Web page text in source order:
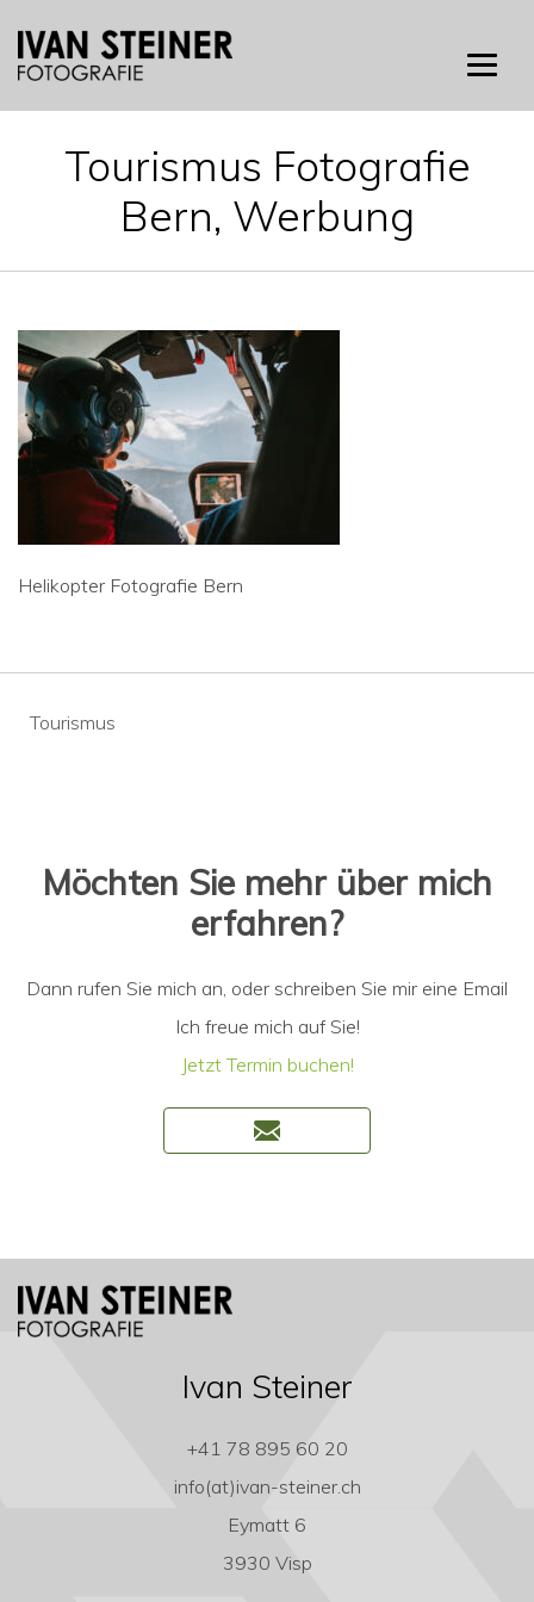
Tourismus Fotografie
Bern, Werbung
Helikopter Fotografie Bern
Beitragsnavigation
Tourismus
Möchten Sie mehr über mich
erfahren?
Dann rufen Sie mich an, oder schreiben Sie mir eine Email
Ich freue mich auf Sie!
Jetzt Termin buchen!
Ivan Steiner
+41 78 895 60 20
info(at)ivan-steiner.ch
Eymatt 6
3930 Visp